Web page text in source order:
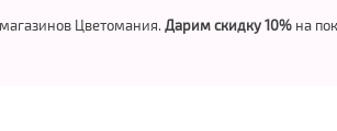
Цветомания. Дарим скидку 10% на